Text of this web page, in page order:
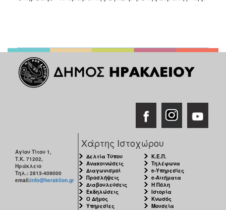
Αγίου Τίτου 1,
Τ.Κ. 71202,
Ηράκλειο
Τηλ.: 2813-409000
email:info@heraklion.gr
Χάρτης Ιστοχώρου
Δελτία Τύπου
Ανακοινώσεις
Διαγωνισμοί
Προσλήψεις
Διαβουλεύσεις
Εκδηλώσεις
Ο Δήμος
Υπηρεσίες
Κ.Ε.Π.
Τηλέφωνα
e-Υπηρεσίες
e-Αιτήματα
Η Πόλη
Ιστορία
Κνωσός
Μουσεία